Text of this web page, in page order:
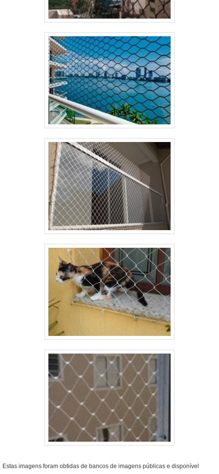
Estas imagens foram obtidas de bancos de imagens públicas e disponível